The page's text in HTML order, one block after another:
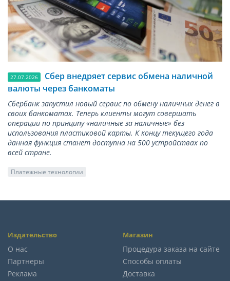
27.07.2026
Сбер внедряет сервис обмена наличной
валюты через банкоматы
Сбербанк запустил новый сервис по обмену наличных денег в
своих банкоматах. Теперь клиенты могут совершать
операции по принципу «наличные за наличные» без
использования пластиковой карты. К концу текущего года
данная функция станет доступна на 500 устройствах по
всей стране.
Платежные технологии
Издательство
О нас
Партнеры
Реклама
Магазин
Процедура заказа на сайте
Способы оплаты
Доставка